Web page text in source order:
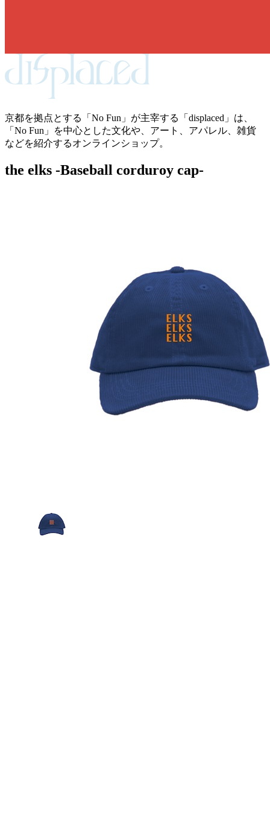
京都を拠点とする「No Fun」が主宰する「displaced」は、
「No Fun」を中心とした文化や、アート、アパレル、雑貨
などを紹介するオンラインショップ。
the elks -Baseball corduroy cap-